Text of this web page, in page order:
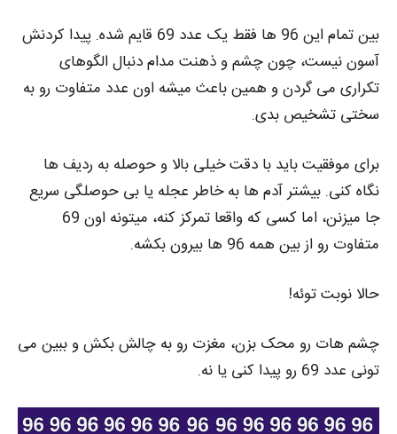
بین تمام این 96 ها فقط یک عدد 69 قایم شده. پیدا کردنش
آسون نیست، چون چشم و ذهنت مدام دنبال الگوهای
تکراری می‌ گردن و همین باعث میشه اون عدد متفاوت رو به‌
سختی تشخیص بدی.
برای موفقیت باید با دقت خیلی بالا و حوصله به ردیف‌ ها
نگاه کنی. بیشتر آدم‌ ها به خاطر عجله یا بی‌ حوصلگی سریع
جا میزنن، اما کسی که واقعا تمرکز کنه، میتونه اون 69
متفاوت رو از بین همه‌ 96 ها بیرون بکشه.
حالا نوبت توئه!
چشم‌ هات رو محک بزن، مغزت رو به چالش بکش و ببین می‌
تونی عدد 69 رو پیدا کنی یا نه.